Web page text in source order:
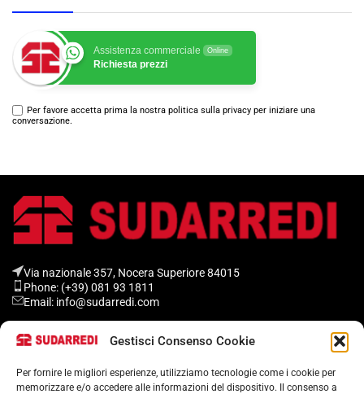
Gestisci Consenso Cookie
Per fornire le migliori esperienze, utilizziamo tecnologie come i cookie per
memorizzare e/o accedere alle informazioni del dispositivo. Il consenso a
Assistenza commerciale Online
Richiesta prezzi
Per favore accetta prima la nostra politica sulla privacy per iniziare una
conversazione.
Via nazionale 357, Nocera Superiore 84015​
Phone: (+39) 081 93 1811
Email: info@sudarredi.com
SCUOLA
UFFICIO